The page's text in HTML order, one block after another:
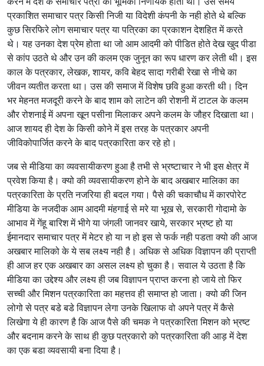
प्रकाशित समाचार पत्र किसी निजी या विदेशी कंपनी के नही होते थे बल्कि
कुछ सिरफिरे लोग समाचार पत्र या पत्रिका का प्रकाशन देशहित में करते
थे। यह उनका देश प्रेम होता था जो आम आदमी को पीडित होते देख खुद पीडा
से कांप उठते थे और उन की कलम एक जुनून का रूप धारण कर लेती थी। इस
काल के पत्रकार, लेखक, शायर, कवि बेहद सादा गरीबी रेखा से नीचे का
जीवन व्यतीत करता था। उस की समाज में विशेष छवि हुआ करती थी। दिन
भर मेहनत मजदूरी करने के बाद शाम को लाटेन की रोशनी में टाटल के कलम
और रोशनाई में अपना खून पसीना मिलाकर अपने कलम के जौहर दिखाता था।
आज शायद ही देश के किसी कोने में इस तरह के पत्रकार अपनी
जीविकोपार्जित करने के बाद पत्रकारिता कर रहे हो।
जब से मीडिया का व्यवसायीकरण हुआ है तभी से भ्रष्टाचार ने भी इस क्षेत्र में
प्रवेश किया है। क्यो की व्यवसायीकरण होने के बाद अखबार मालिका का
पत्रकारिता के प्रति नजरिया ही बदल गया। पैसे की चकाचौध में कारपोरेट
मीडिया के नजदीक आम आदमी मंहगाई से मरे या भूख से, सरकारी गोदामो के
आभाव में गेंहू बारिश में भीगे या जंगली जानवर खाये, सरकार भ्रष्ट हो या
ईमानदार समाचार पत्र में मेटर हो या न हो इस से फर्क नही पडता क्यो की आज
अखबार मालिको के ये सब लक्ष्य नही है। अधिक से अधिक विज्ञापन की प्राप्ती
ही आज हर एक अखबार का असल लक्ष्य हो चुका है। सवाल ये उठता है कि
मीडिया का उद्देश्य और लक्ष्य ही जब विज्ञापन प्राप्त करना हो जाये तो फिर
सच्ची और मिशन पत्रकारिता का महत्तव ही समाप्त हो जाता। क्यो की जिन
लोगो से पत्र बडे बडे विज्ञापन लेगा उनके खिलाफ वो अपने पत्र में कैसे
लिखेगा ये ही कारण है कि आज पैसे की चमक ने पत्रकारिता मिशन को भ्रष्ट
और बदनाम करने के साथ ही कुछ पत्रकारो को पत्रकारिता की आड़ में देश
का एक बडा व्यवसायी बना दिया है।